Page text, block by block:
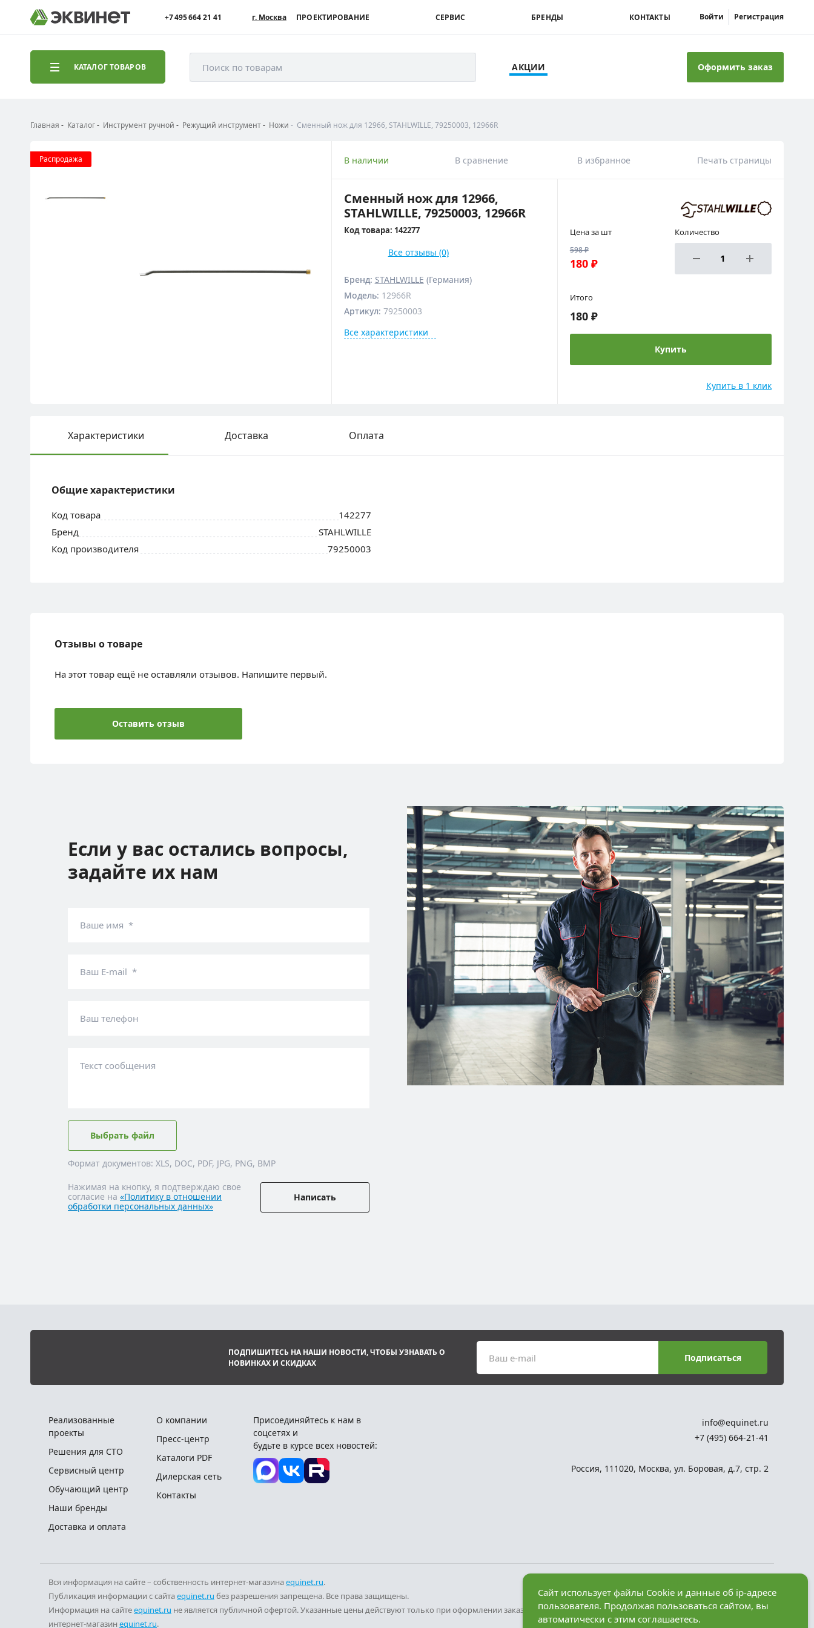
+7 495 664 21 41 г. Москва ПРОЕКТИРОВАНИЕ СЕРВИС БРЕНДЫ КОНТАКТЫ Войти Регистрация
КАТАЛОГ ТОВАРОВ Поиск по товарам АКЦИИ Оформить заказ
Главная Каталог Инструмент ручной Режущий инструмент Ножи Сменный нож для 12966, STAHLWILLE, 79250003, 12966R
Распродажа В наличии В сравнение В избранное Печать страницы
Сменный нож для 12966,
STAHLWILLE, 79250003, 12966R
Код товара: 142277
Все отзывы (0)
Бренд: STAHLWILLE (Германия)
Модель: 12966R
Артикул: 79250003
Все характеристики
Цена за шт
598 ₽
180 ₽
Количество
Итого
180 ₽
Купить
Купить в 1 клик
Характеристики Доставка Оплата
Общие характеристики
Код товара
142277
Бренд
STAHLWILLE
Код производителя
79250003
Отзывы о товаре
На этот товар ещё не оставляли отзывов. Напишите первый.
Оставить отзыв
Если у вас остались вопросы,
задайте их нам
Ваше имя *
Ваш E-mail *
Ваш телефон
Текст сообщения
Выбрать файл
Формат документов: XLS, DOC, PDF, JPG, PNG, BMP
Нажимая на кнопку, я подтверждаю свое
согласие на «Политику в отношении
обработки персональных данных»
Написать
ПОДПИШИТЕСЬ НА НАШИ НОВОСТИ, ЧТОБЫ УЗНАВАТЬ О
НОВИНКАХ И СКИДКАХ
Ваш e-mail Подписаться
Реализованные
проекты
Решения для СТО
Сервисный центр
Обучающий центр
Наши бренды
Доставка и оплата
О компании
Пресс-центр
Каталоги PDF
Дилерская сеть
Контакты
Присоединяйтесь к нам в
соцсетях и
будьте в курсе всех новостей:
info@equinet.ru
+7 (495) 664-21-41
Россия, 111020, Москва, ул. Боровая, д.7, стр. 2
Вся информация на сайте – собственность интернет-магазинаequinet.ru.
Публикация информации с сайтаequinet.ru без разрешения запрещена. Все права защищены.
Информация на сайтеequinet.ru не является публичной офертой. Указанные цены действуют только при оформлении заказа через
интернет-магазин equinet.ru.
компания «Факт»
Сайт использует файлы Cookie и данные об ip-адресе
пользователя. Продолжая пользоваться сайтом, вы
автоматически с этим соглашаетесь.